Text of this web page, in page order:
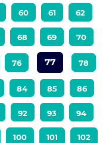
60 61 62
68 69 70
76 77 78
84 85 86
92 93 94
100 101 102